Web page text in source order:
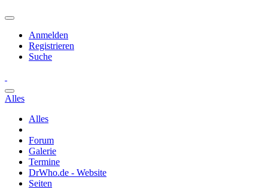
Anmelden
Registrieren
Suche
Alles
Alles
Forum
Galerie
Termine
DrWho.de - Website
Seiten